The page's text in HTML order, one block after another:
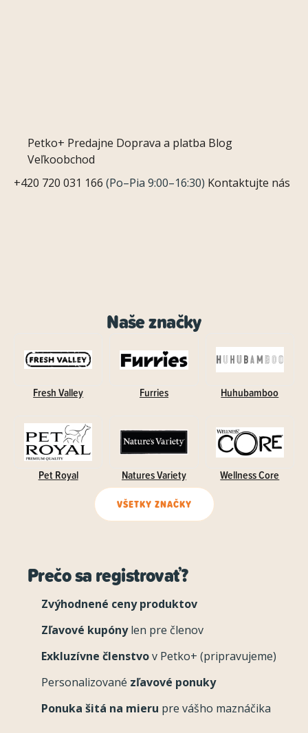
Petko+ Predajne Doprava a platba Blog
Veľkoobchod
+420 720 031 166 (Po–Pia 9:00–16:30) Kontaktujte nás
Naše značky
Fresh Valley Furries Huhubamboo
Pet Royal Natures Variety Wellness Core
VŠETKY ZNAČKY
Prečo sa registrovať?
Zvýhodnené ceny produktov
Zľavové kupónylen pre členov
Exkluzívne členstvov Petko+ (pripravujeme)
Personalizované zľavové ponuky
Ponuka šitá na mieru pre vášho maznáčika